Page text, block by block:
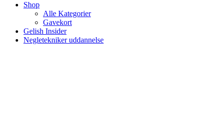
Shop
Alle Kategorier
Gavekort
Gelish Insider
Negletekniker uddannelse